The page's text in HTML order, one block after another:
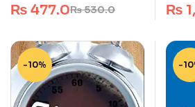
₨530.0
₨ 477.0 ₨
-10% -